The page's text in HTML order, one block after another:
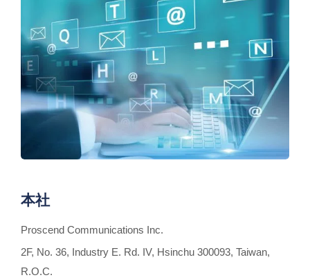
本社
Proscend Communications Inc.
2F, No. 36, Industry E. Rd. IV, Hsinchu 300093, Taiwan,
R.O.C.